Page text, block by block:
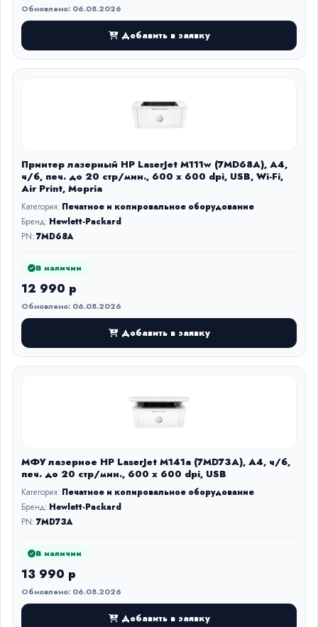
Обновлено: 06.08.2026
Добавить в заявку
Принтер лазерный HP LaserJet M111w (7MD68A), А4,
ч/б, печ. до 20 стр/мин., 600 x 600 dpi, USB, Wi-Fi,
Air Print, Mopria
Категория: Печатное и копировальное оборудование
Бренд: Hewlett-Packard
PN:7MD68A
В наличии
12 990 р
Обновлено: 06.08.2026
Добавить в заявку
МФУ лазерное HP LaserJet M141a (7MD73A), A4, ч/б,
печ. до 20 стр/мин., 600 x 600 dpi, USB
Категория: Печатное и копировальное оборудование
Бренд: Hewlett-Packard
PN:7MD73A
В наличии
13 990 р
Обновлено: 06.08.2026
Добавить в заявку